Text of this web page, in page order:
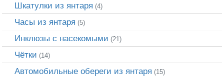
Шкатулки из янтаря (4)
Часы из янтаря (5)
Инклюзы с насекомыми (21)
Чётки (14)
Автомобильные обереги из янтаря (15)